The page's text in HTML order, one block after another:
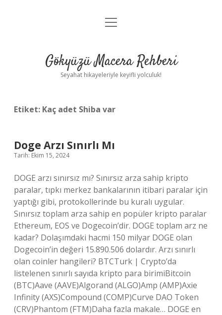
Anasayfa
Yasal Uyarı
menüyü
Gökyüzü Macera Rehberi
Seyahat hikayeleriyle keyifli yolculuk!
Etiket: Kaç adet Shiba var
Doge Arzı Sınırlı Mı
Tarih: Ekim 15, 2024
DOGE arzı sınırsız mı? Sınırsız arza sahip kripto
paralar, tıpkı merkez bankalarının itibari paralar için
yaptığı gibi, protokollerinde bu kuralı uygular.
Sınırsız toplam arza sahip en popüler kripto paralar
Ethereum, EOS ve Dogecoin’dir. DOGE toplam arz ne
kadar? Dolaşımdaki hacmi 150 milyar DOGE olan
Dogecoin’in değeri 15.890.506 dolardır. Arzı sınırlı
olan coinler hangileri? BTCTurk | Crypto’da
listelenen sınırlı sayıda kripto para birimiBitcoin
(BTC)Aave (AAVE)Algorand (ALGO)Amp (AMP)Axie
Infinity (AXS)Compound (COMP)Curve DAO Token
(CRV)Phantom (FTM)Daha fazla makale… DOGE en